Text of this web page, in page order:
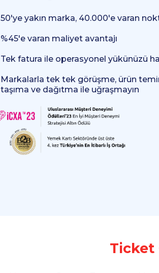
50'ye yakın marka, 40.000'e varan
%45'e varan maliyet avantajı
Tek fatura ile operasyonel yükünüzü
Markalarla tek tek görüşme, ürün
taşıma ve dağıtma ile uğraşmayın
Ticket